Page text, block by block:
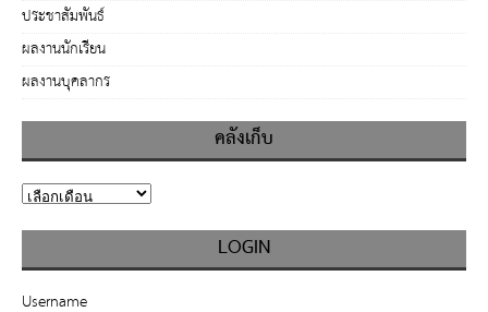
ประชาสัมพันธ์
ผลงานนักเรียน
ผลงานบุคลากร
คลังเก็บ
LOGIN
Username